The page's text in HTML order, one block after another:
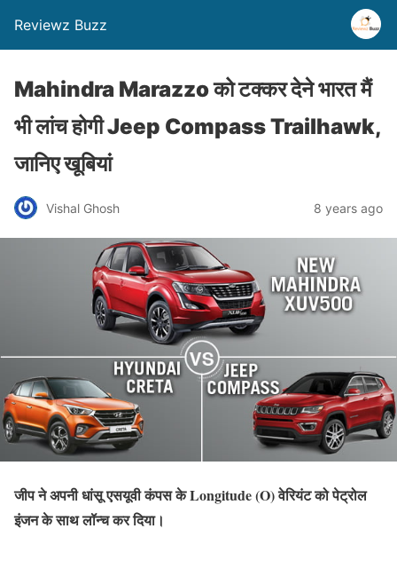
Reviewz Buzz
Mahindra Marazzo को टक्कर देने भारत मैं
भी लांच होगी Jeep Compass Trailhawk,
जानिए खूबियां
Vishal Ghosh 8 years ago
जीप ने अपनी धांसू एसयूवी कंपस के Longitude (O) वेरियंट को पेट्रोल
इंजन के साथ लॉन्च कर दिया।